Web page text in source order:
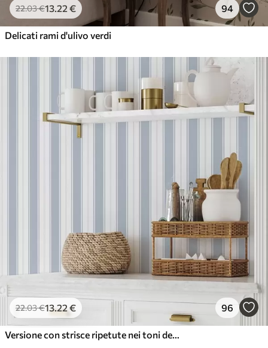
22.03€13.22 € 94
Delicati rami d'ulivo verdi
22.03€13.22€ 96
Versione con strisce ripetute nei toni del grigio-blu